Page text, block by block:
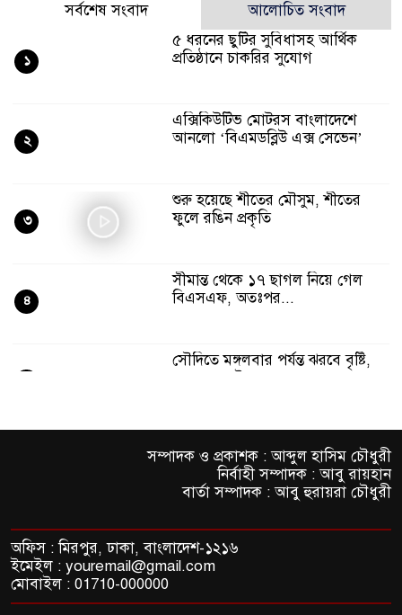
সর্বশেষ সংবাদ
আলোচিত সংবাদ
৫ ধরনের ছুটির সুবিধাসহ আর্থিক
প্রতিষ্ঠানে চাকরির সুযোগ
১
এক্সিকিউটিভ মোটরস বাংলাদেশে
আনলো ‘বিএমডব্লিউ এক্স সেভেন’
২
শুরু হয়েছে শীতের মৌসুম, শীতের
ফুলে রঙিন প্রকৃতি
৩
সীমান্ত থেকে ১৭ ছাগল নিয়ে গেল
বিএসএফ, অতঃপর...
৪
সৌদিতে মঙ্গলবার পর্যন্ত ঝরবে বৃষ্টি,
গৃহঋণ সেবা
সিরামিকস
৭
দেশব্যাপী পালিত হলো টোটাল
সম্পাদক ও প্রকাশক : আব্দুল হাসিম চৌধুরী
নির্বাহী সম্পাদক : আবু রায়হান
বার্তা সম্পাদক : আবু হুরায়রা চৌধুরী
অফিস : মিরপুর, ঢাকা, বাংলাদেশ-১২১৬
ইমেইল : youremail@gmail.com
মোবাইল : 01710-000000